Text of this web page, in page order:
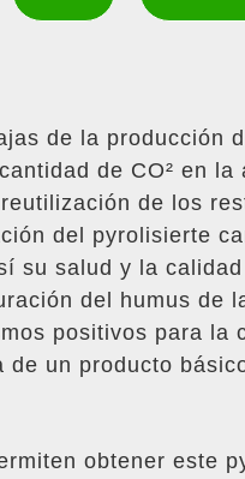
de la producción
de CO² en la
de los
del pyrolisierte
su salud y la
del humus de
positivos para la
un producto
obtener este